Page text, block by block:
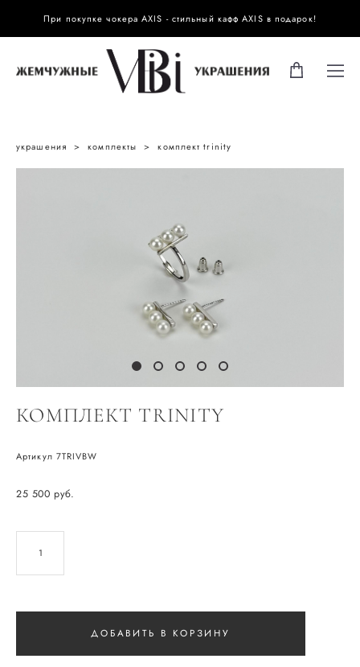
При покупке чокера AXIS - стильный кафф AXIS в подарок!
украшения > комплекты > комплект trinity
КОМПЛЕКТ TRINITY
Артикул 7TRIVBW
25 500 pуб.
ДОБАВИТЬ В КОРЗИНУ